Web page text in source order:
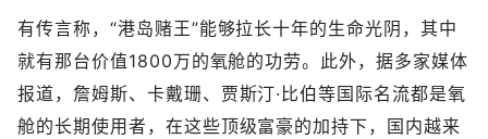
有传言称，“港岛赌王”能够拉长十年的生命光阴，其中
就有那台价值1800万的氧舱的功劳。此外，据多家媒体
报道，詹姆斯、卡戴珊、贾斯汀·比伯等国际名流都是氧
舱的长期使用者，在这些顶级富豪的加持下，国内越来